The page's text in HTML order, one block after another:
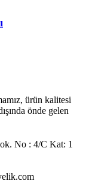
ürün kalitesi
önde gelen
No : 4/C Kat: 1